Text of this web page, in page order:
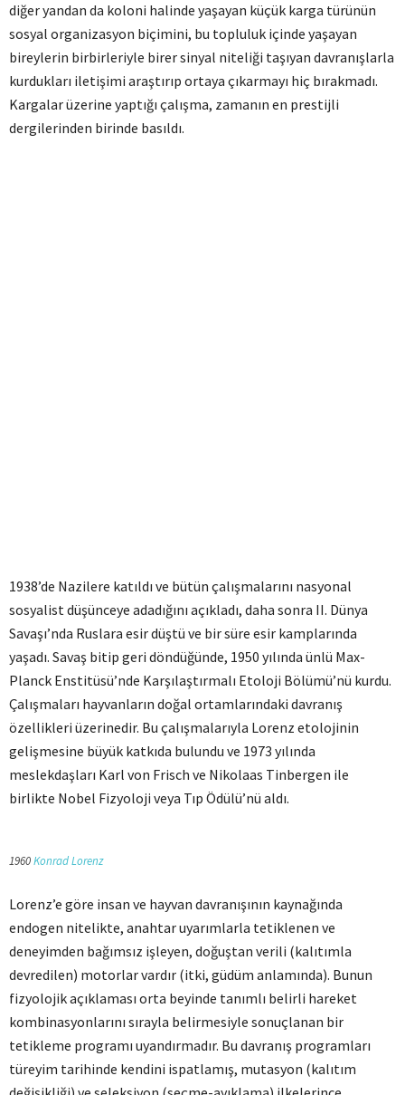
diğer yandan da koloni halinde yaşayan küçük karga türünün
sosyal organizasyon biçimini, bu topluluk içinde yaşayan
bireylerin birbirleriyle birer sinyal niteliği taşıyan davranışlarla
kurdukları iletişimi araştırıp ortaya çıkarmayı hiç bırakmadı.
Kargalar üzerine yaptığı çalışma, zamanın en prestijli
dergilerinden birinde basıldı.
1938’de Nazilere katıldı ve bütün çalışmalarını nasyonal
sosyalist düşünceye adadığını açıkladı, daha sonra II. Dünya
Savaşı’nda Ruslara esir düştü ve bir süre esir kamplarında
yaşadı. Savaş bitip geri döndüğünde, 1950 yılında ünlü Max-
Planck Enstitüsü’nde Karşılaştırmalı Etoloji Bölümü’nü kurdu.
Çalışmaları hayvanların doğal ortamlarındaki davranış
özellikleri üzerinedir. Bu çalışmalarıyla Lorenz etolojinin
gelişmesine büyük katkıda bulundu ve 1973 yılında
meslekdaşları Karl von Frisch ve Nikolaas Tinbergen ile
birlikte Nobel Fizyoloji veya Tıp Ödülü’nü aldı.
1960Konrad Lorenz
Lorenz’e göre insan ve hayvan davranışının kaynağında
endogen nitelikte, anahtar uyarımlarla tetiklenen ve
deneyimden bağımsız işleyen, doğuştan verili (kalıtımla
devredilen) motorlar vardır (itki, güdüm anlamında). Bunun
fizyolojik açıklaması orta beyinde tanımlı belirli hareket
kombinasyonlarını sırayla belirmesiyle sonuçlanan bir
tetikleme programı uyandırmadır. Bu davranış programları
türeyim tarihinde kendini ispatlamış, mutasyon (kalıtım